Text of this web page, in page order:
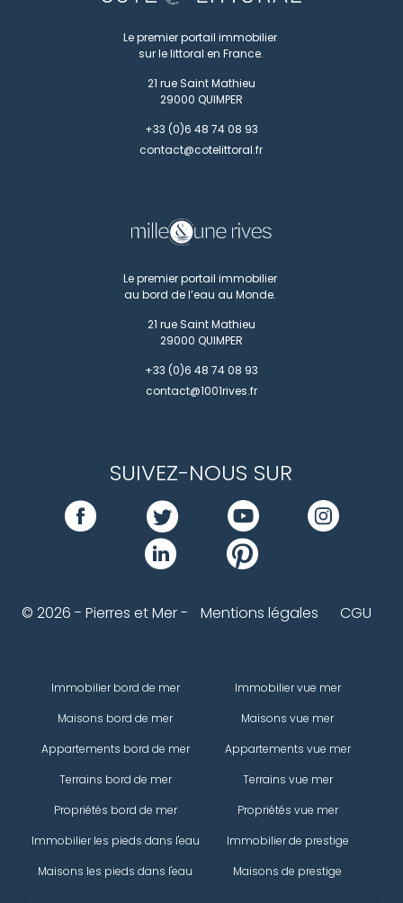
Le premier portail immobilier
sur le littoral en France.
21 rue Saint Mathieu
29000 QUIMPER
+33 (0)6 48 74 08 93
contact@cotelittoral.fr
Le premier portail immobilier
au bord de l’eau au Monde.
21 rue Saint Mathieu
29000 QUIMPER
+33 (0)6 48 74 08 93
contact@1001rives.fr
SUIVEZ-NOUS SUR
© 2026 - Pierres et Mer - Mentions légales CGU
Immobilier bord de mer
Maisons bord de mer
Appartements bord de mer
Terrains bord de mer
Propriétés bord de mer
Immobilier vue mer
Maisons vue mer
Appartements vue mer
Terrains vue mer
Propriétés vue mer
Immobilier les pieds dans l'eau
Maisons les pieds dans l'eau
Immobilier de prestige
Maisons de prestige